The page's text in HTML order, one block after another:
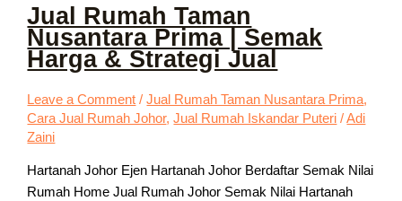
Jual Rumah Taman
Nusantara Prima | Semak
Harga & Strategi Jual
Leave a Comment /Jual Rumah Taman Nusantara Prima,
Cara Jual Rumah Johor,Jual Rumah Iskandar Puteri /Adi
Zaini
Hartanah Johor Ejen Hartanah Johor Berdaftar Semak Nilai
Rumah Home Jual Rumah Johor Semak Nilai Hartanah